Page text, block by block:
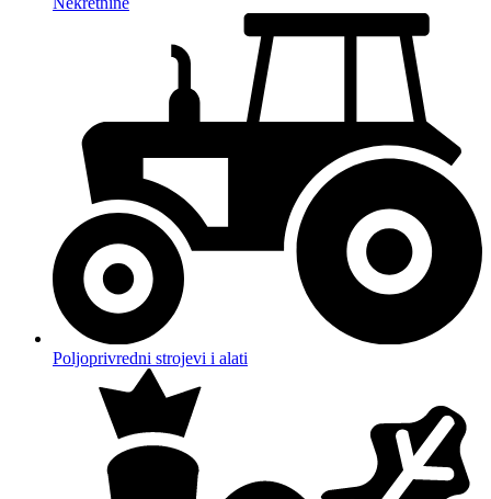
Poljoprivredni strojevi i alati